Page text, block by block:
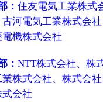
： 住友電気工業株式
河電気工業株式会
機株式会社
： NTT株式会社、株
株式会社、株式会社
式会社